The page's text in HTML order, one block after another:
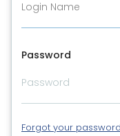
Password
Forgot your